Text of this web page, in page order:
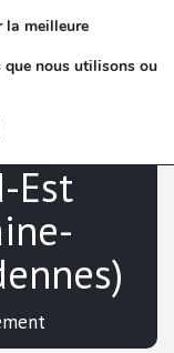
Est
la meilleure
que nous utilisons ou